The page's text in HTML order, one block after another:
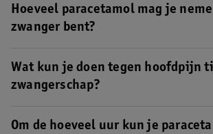
het geneesmiddel alleen als het nodig is, in
dosering die helpt en zo kort mogelijk.
Hoeveel paracetamol mag je
zwanger bent?
wanneer je niet zwanger bent. Per keer kun je
tabletten van deze pijnstiller nemen,
Wat kun je doen tegen hoofdpijn
zwangerschap?
Wordt je hoofdpijn je te veel? Dan kun je
Om de hoeveel uur kun je